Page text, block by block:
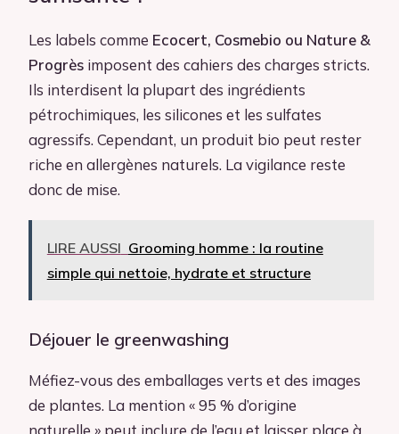
Les labels comme Ecocert, Cosmebio ou Nature &
Progrès imposent des cahiers des charges stricts.
Ils interdisent la plupart des ingrédients
pétrochimiques, les silicones et les sulfates
agressifs. Cependant, un produit bio peut rester
riche en allergènes naturels. La vigilance reste
donc de mise.
LIRE AUSSI Grooming homme : la routine
simple qui nettoie, hydrate et structure
Déjouer le greenwashing
Méfiez-vous des emballages verts et des images
de plantes. La mention « 95 % d’origine